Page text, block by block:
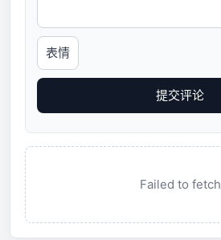
表情
提交评论
Failed to fetch